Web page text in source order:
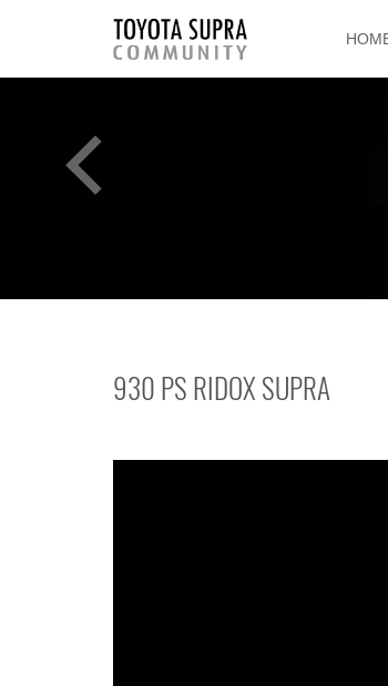
930 PS RIDOX SUPRA